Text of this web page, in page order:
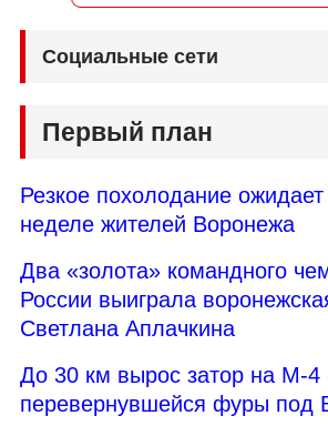
Социальные сети
Первый план
Резкое похолодание
неделе жителей Воронежа
Два «золота» командного
России выиграла
Светлана Аплачкина
До 30 км вырос затор на М-4
перевернувшейся фуры под